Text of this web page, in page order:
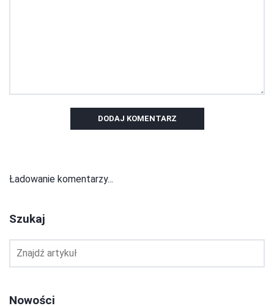
DODAJ KOMENTARZ
Ładowanie komentarzy...
Szukaj
Nowości